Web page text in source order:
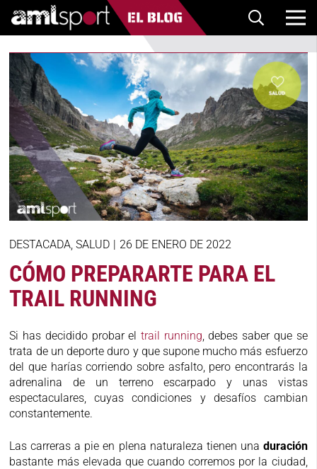
DESTACADA,SALUD | 26 DE ENERO DE 2022
CÓMO PREPARARTE PARA EL
TRAIL RUNNING
Si has decidido probar el trail running, debes saber que se
trata de un deporte duro y que supone mucho más esfuerzo
del que harías corriendo sobre asfalto, pero encontrarás la
adrenalina de un terreno escarpado y unas vistas
espectaculares, cuyas condiciones y desafíos cambian
constantemente.
Las carreras a pie en plena naturaleza tienen una duración
bastante más elevada que cuando corremos por la ciudad,